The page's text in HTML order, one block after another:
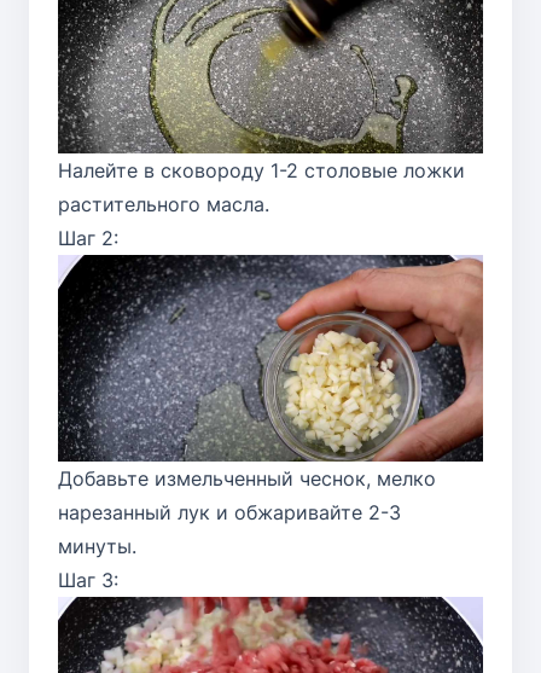
Налейте в сковороду 1-2 столовые ложки
растительного масла.
Шаг 2:
Добавьте измельченный чеснок, мелко
нарезанный лук и обжаривайте 2-3
минуты.
Шаг 3: